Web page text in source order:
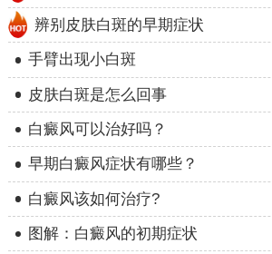
辨别皮肤白斑的早期症状
手臂出现小白斑
皮肤白斑是怎么回事
白癜风可以治好吗？
早期白癜风症状有哪些？
白癜风该如何治疗?
图解：白癜风的初期症状